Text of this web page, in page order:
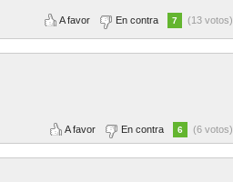
A favor En contra 7 (13 votos)
A favor En contra 6 (6 votos)